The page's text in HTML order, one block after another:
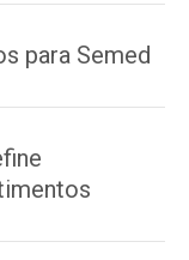
para Semed